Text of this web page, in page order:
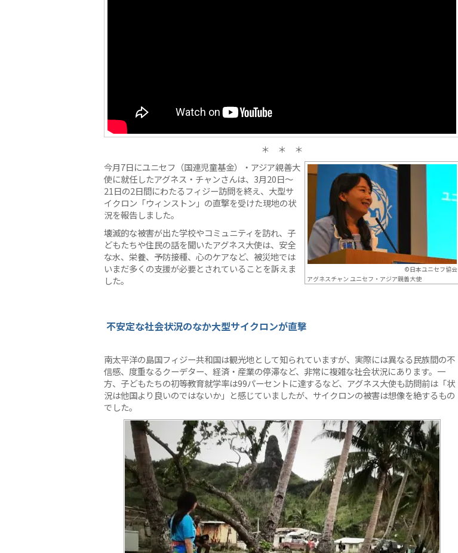
＊ ＊ ＊
©日本ユニセフ協会
アグネスチャン ユニセフ・アジア親善大使
今月7日にユニセフ（国連児童基金）・アジア親善大
使に就任したアグネス・チャンさんは、3月20日～
21日の2日間にわたるフィジー訪問を終え、大型サ
イクロン「ウィンストン」の直撃を受けた現地の状
況を報告しました。
壊滅的な被害が出た学校やコミュニティを訪れ、子
どもたちや住民の話を聞いたアグネス大使は、安全
な水、栄養、予防接種、心のケアなど、被災地では
いまだ多くの支援が必要とされていることを訴えま
した。
不安定な社会状況のなか大型サイクロンが直撃
南太平洋の島国フィジー共和国は観光地として知られていますが、実際には異なる民族間の不
信感、度重なるクーデター、経済・産業の停滞など、非常に複雑な社会状況にあります。一
方、子どもたちの初等教育就学率は99パーセントに達するなど、アグネス大使も訪問前は「状
況は他国より良いのではないか」と感じていましたが、サイクロンの被害は想像を絶するもの
でした。